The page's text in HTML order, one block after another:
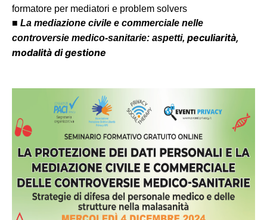
formatore per mediatori e problem solvers
■ La mediazione civile e commerciale nelle
controversie medico-sanitarie: aspetti, peculiarità,
modalità di gestione